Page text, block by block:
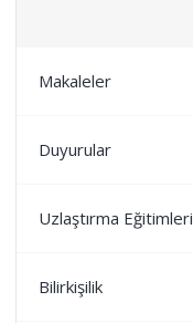
Makaleler
Duyurular
Uzlaştırma Eğitimleri
Bilirkişilik